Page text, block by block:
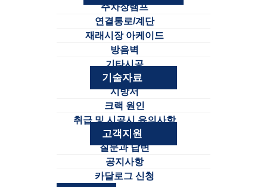
주차장램프
연결통로/계단
재래시장 아케이드
방음벽
기타시공
기술자료
시방서
크랙 원인
취급 및 시공시 유의사항
고객지원
질문과 답변
공지사항
카달로그 신청